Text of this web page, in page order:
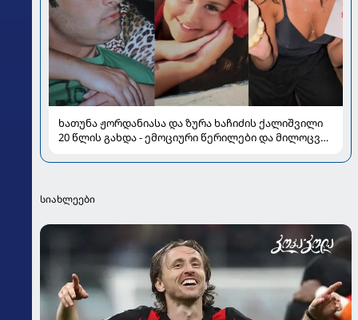
ხათუნა ჟორდანიასა და ზურა ხაჩიძის ქალიშვილი
20 წლის გახდა - ემოციური წერილები და მილოცვა
სიახლეები